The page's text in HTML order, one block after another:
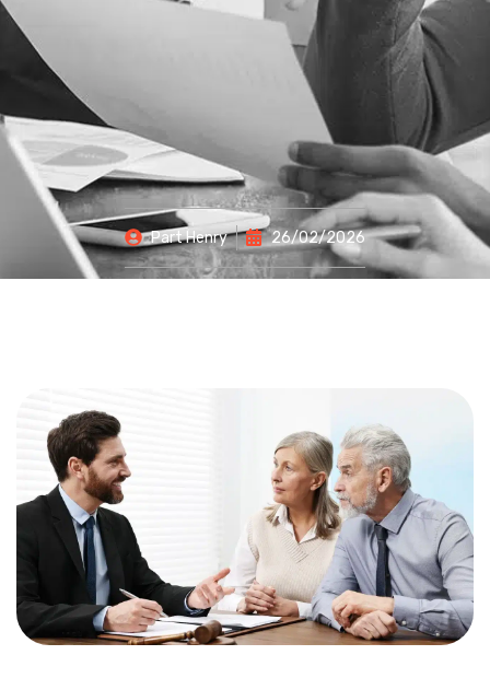
PartHenry 26/02/2026